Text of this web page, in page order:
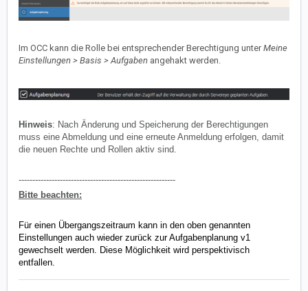
Im OCC kann die Rolle bei entsprechender Berechtigung unterMeine
Einstellungen > Basis > Aufgaben angehakt werden.
Hinweis: Nach Änderung und Speicherung der Berechtigungen
muss eine Abmeldung und eine erneute Anmeldung erfolgen, damit
die neuen Rechte und Rollen aktiv sind.
---------------------------------------------------------
Bitte beachten:
Für einen Übergangszeitraum kann in den oben genannten
Einstellungen auch wieder zurück zur Aufgabenplanung v1
gewechselt werden. Diese Möglichkeit wird perspektivisch
entfallen.